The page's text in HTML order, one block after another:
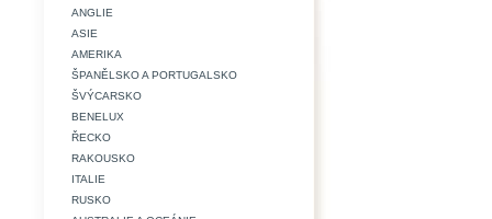
ANGLIE
ASIE
AMERIKA
ŠPANĚLSKO A PORTUGALSKO
ŠVÝCARSKO
BENELUX
ŘECKO
RAKOUSKO
ITALIE
RUSKO